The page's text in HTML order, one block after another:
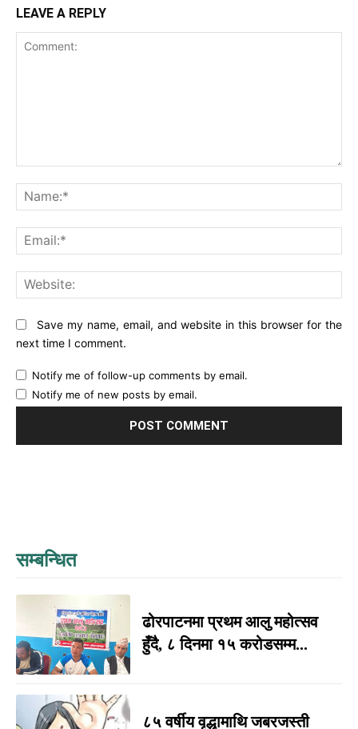
LEAVE A REPLY
Save my name, email, and website in this browser for the
next time I comment.
Notify me of follow-up comments by email.
Notify me of new posts by email.
सम्बन्धित
ढोरपाटनमा प्रथम आलु महोत्सव
हुँदै, ८ दिनमा १५ करोडसम्म...
८५ वर्षीय वृद्धामाथि जबरजस्ती